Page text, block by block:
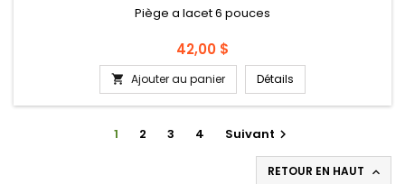
Piège a lacet 6 pouces
Prix
42,00 $
 Ajouter au panier Détails
1 2 3 4 Suivant 
RETOUR EN HAUT 